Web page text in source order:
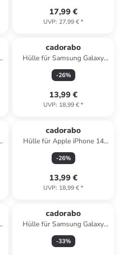
17,99 €
UVP: 27,99 €*
cadorabo
Hülle für Samsung Galaxy
A55 5G Glitzer Schutzhülle in
Schwarz
-26%
13,99 €
UVP: 18,99 €*
cadorabo
Hülle für Apple iPhone 14
PLUS / 15 PLUS Glitzer
Schutzhülle in Schwarz
-26%
13,99 €
UVP: 18,99 €*
cadorabo
Hülle für Samsung Galaxy
M20 Blumen Design in
FLORAL TÜRKIS
-33%